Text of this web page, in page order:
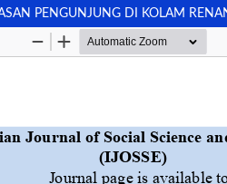
PENGUNJUNG DI KOLAM